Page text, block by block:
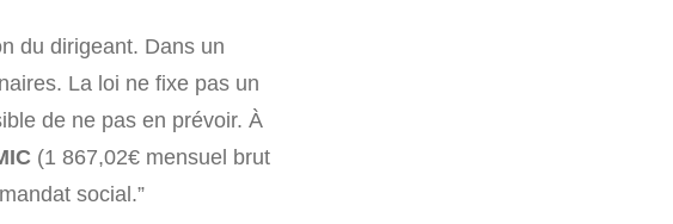
du dirigeant. Dans un
La loi ne fixe pas un
de ne pas en prévoir. À
(1 867,02€ mensuel brut
social.”